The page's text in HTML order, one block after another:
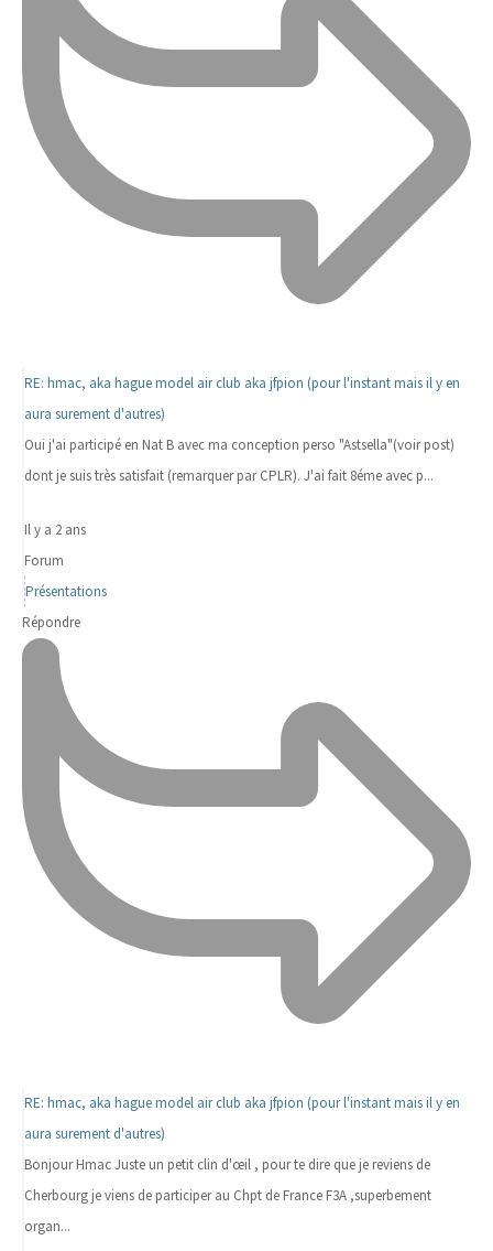
RE: hmac, aka hague model air club aka jfpion (pour l'instant mais il y en
aura surement d'autres)
Oui j'ai participé en Nat B avec ma conception perso "Astsella"(voir post)
dont je suis très satisfait (remarquer par CPLR). J'ai fait 8éme avec p...
Il y a 2 ans
Forum
Présentations
Répondre
RE: hmac, aka hague model air club aka jfpion (pour l'instant mais il y en
aura surement d'autres)
Bonjour Hmac Juste un petit clin d'œil , pour te dire que je reviens de
Cherbourg je viens de participer au Chpt de France F3A ,superbement
organ...